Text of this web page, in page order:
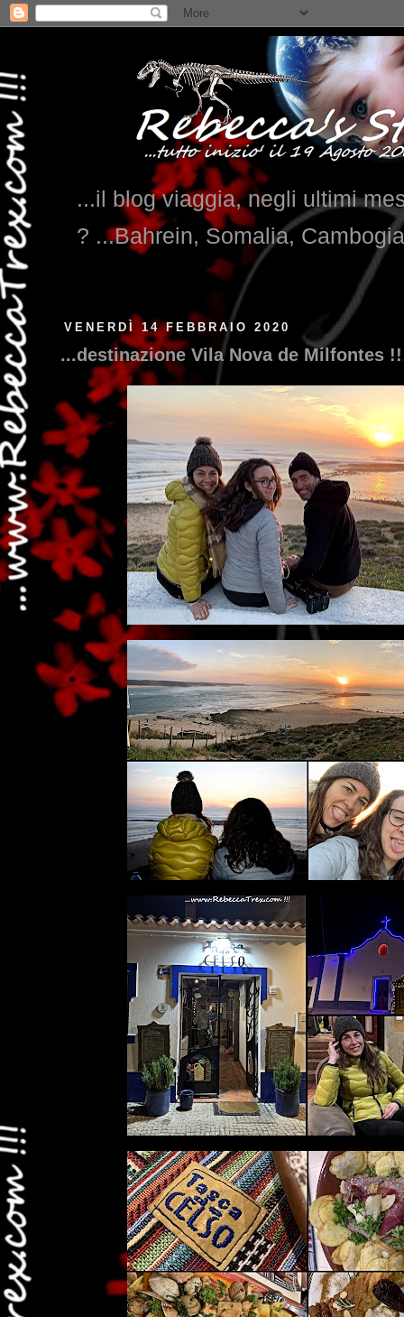
...il blog viaggia, negli ultimi
? ...Bahrein, Somalia,
VENERDÌ 14 FEBBRAIO 2020
...destinazione Vila Nova de Milfontes
...dai non perdere tempo,